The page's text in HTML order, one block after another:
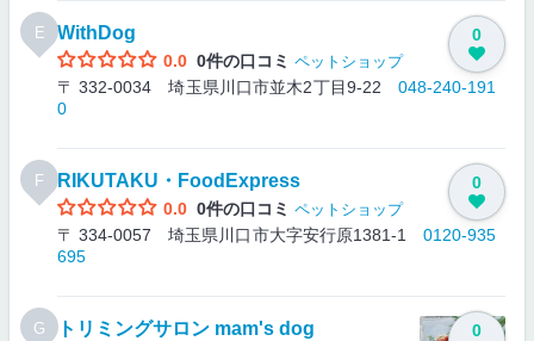
E WithDog
0.0 0件の口コミ ペットショップ
〒 332-0034 埼玉県川口市並木2丁目9-22 048-240-191
0
0
F RIKUTAKU・FoodExpress
0.0 0件の口コミ ペットショップ
〒 334-0057 埼玉県川口市大字安行原1381-1 0120-935
695
0
G トリミングサロン mam's dog 0